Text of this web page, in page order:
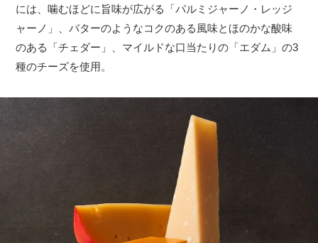
には、噛むほどに旨味が広がる「パルミジャーノ・レッジ
ャーノ」、バターのようなコクのある風味とほのかな酸味
のある「チェダー」、マイルドな口当たりの「エダム」の3
種のチーズを使用。